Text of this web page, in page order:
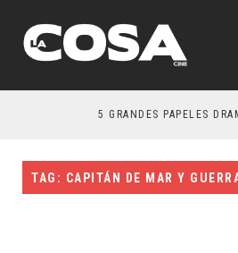
5 GRANDES PAPELES
TAG: CAPITÁN DE MAR Y